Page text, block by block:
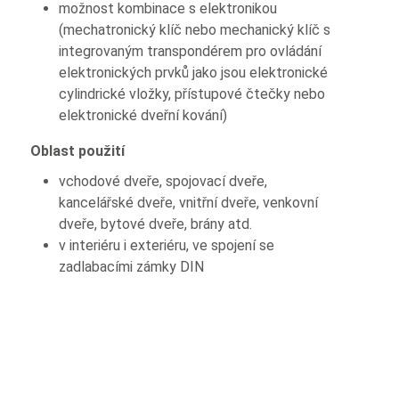
možnost kombinace s elektronikou
(mechatronický klíč nebo mechanický klíč s
integrovaným transpondérem pro ovládání
elektronických prvků jako jsou elektronické
cylindrické vložky, přístupové čtečky nebo
elektronické dveřní kování)
Oblast použití
vchodové dveře, spojovací dveře,
kancelářské dveře, vnitřní dveře, venkovní
dveře, bytové dveře, brány atd.
v interiéru i exteriéru, ve spojení se
zadlabacími zámky DIN